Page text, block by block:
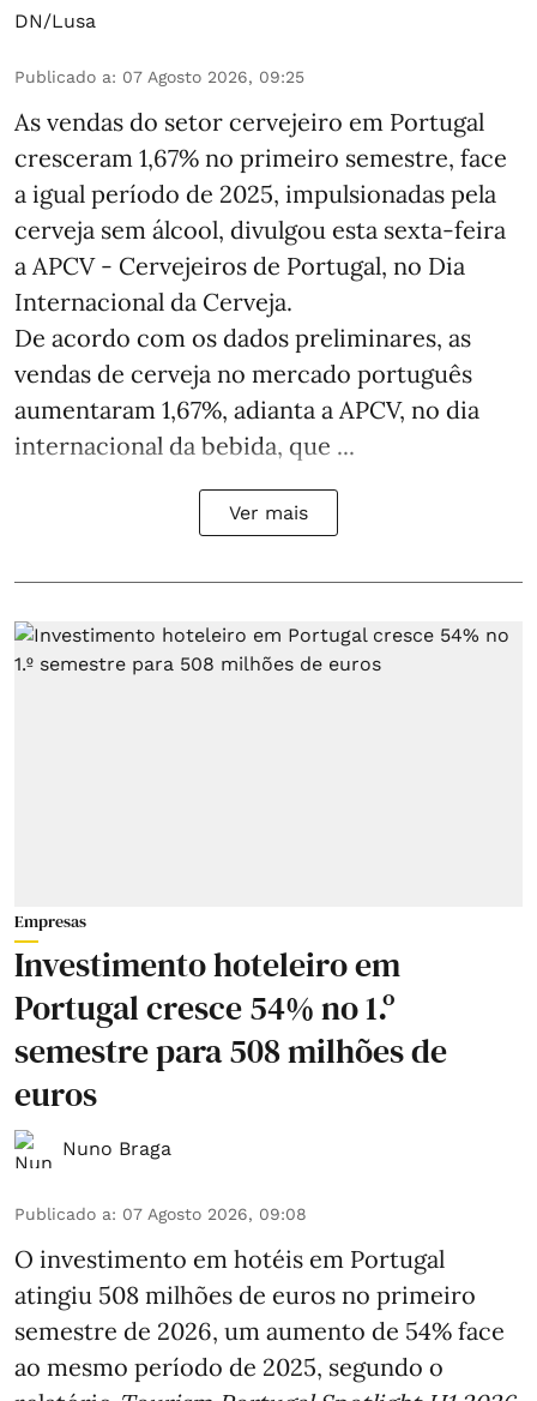
DN/Lusa
Publicado a: 07 Agosto 2026, 09:25
As vendas do setor cervejeiro em Portugal
cresceram 1,67% no primeiro semestre, face
a igual período de 2025, impulsionadas pela
cerveja sem álcool, divulgou esta sexta-feira
a APCV - Cervejeiros de Portugal, no Dia
Internacional da Cerveja.
De acordo com os dados preliminares, as
vendas de cerveja no mercado português
aumentaram 1,67%, adianta a APCV, no dia
internacional da bebida, que ...
Ver mais
Empresas
Investimento hoteleiro em
Portugal cresce 54% no 1.º
semestre para 508 milhões de
euros
Nuno Braga
Publicado a: 07 Agosto 2026, 09:08
O investimento em hotéis em Portugal
atingiu 508 milhões de euros no primeiro
semestre de 2026, um aumento de 54% face
ao mesmo período de 2025, segundo o